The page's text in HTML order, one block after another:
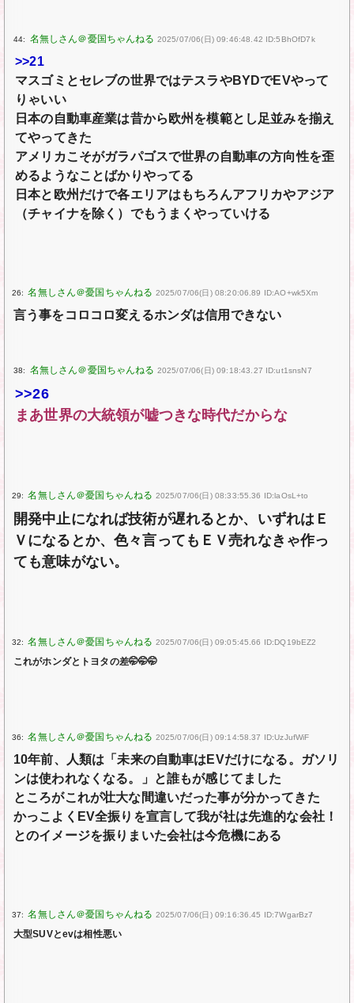
44: 2025/07/06(日) 09:46:48.42 ID:5BhOfD7k
>>21
マスゴミとセレブの世界ではテスラやBYDでEVやって
りゃいい
日本の自動車産業は昔から欧州を模範とし足並みを揃え
てやってきた
アメリカこそがガラパゴスで世界の自動車の方向性を歪
めるようなことばかりやってる
日本と欧州だけで各エリアはもちろんアフリカやアジア
（チャイナを除く）でもうまくやっていける
26: 2025/07/06(日) 08:20:06.89 ID:AO+wk5Xm
言う事をコロコロ変えるホンダは信用できない
38: 2025/07/06(日) 09:18:43.27 ID:ut1snsN7
>>26
まあ世界の大統領が嘘つきな時代だからな
29: 2025/07/06(日) 08:33:55.36 ID:laOsL+to
開発中止になれば技術が遅れるとか、いずれはＥ
Ｖになるとか、色々言ってもＥＶ売れなきゃ作っ
ても意味がない。
32: 2025/07/06(日) 09:05:45.66 ID:DQ19bEZ2
これがホンダとトヨタの差🤭🤭🤭
36: 2025/07/06(日) 09:14:58.37 ID:UzJufWiF
10年前、人類は「未来の自動車はEVだけになる。ガソリ
ンは使われなくなる。」と誰もが感じてました
ところがこれが壮大な間違いだった事が分かってきた
かっこよくEV全振りを宣言して我が社は先進的な会社！
とのイメージを振りまいた会社は今危機にある
37: 2025/07/06(日) 09:16:36.45 ID:7WgarBz7
大型SUVとevは相性悪い